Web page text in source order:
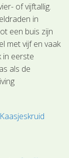
of vijftallig.
in
een buis zijn
met vijf en vaak
in eerste
als de